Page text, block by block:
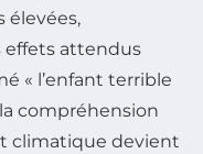
élevées,
effets attendus
« l’enfant terrible
compréhension
climatique devient